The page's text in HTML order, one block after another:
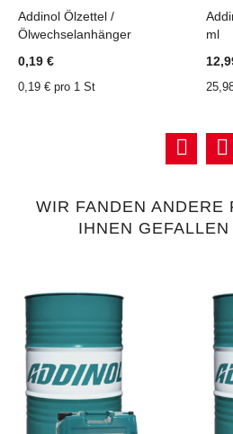
ZU ZU
Addinol Ölzettel /
Ölwechselanhänger
0,19 €
0,19 € pro 1 St
ml
WIR FANDEN ANDERE
IHNEN